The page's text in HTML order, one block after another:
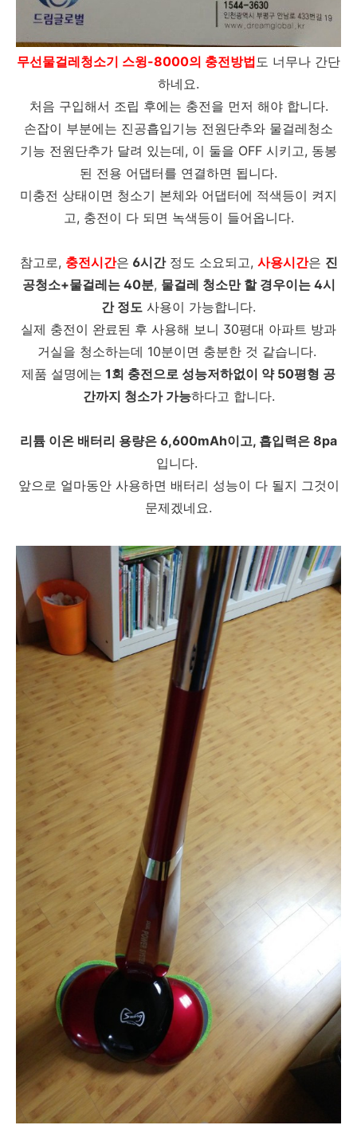
무선물걸레청소기 스윙-8000의 충전방법도 너무나 간단
하네요.
처음 구입해서 조립 후에는 충전을 먼저 해야 합니다.
손잡이 부분에는 진공흡입기능 전원단추와 물걸레청소
기능 전원단추가 달려 있는데, 이 둘을 OFF 시키고, 동봉
된 전용 어댑터를 연결하면 됩니다.
미충전 상태이면 청소기 본체와 어댑터에 적색등이 켜지
고, 충전이 다 되면 녹색등이 들어옵니다.
참고로, 충전시간은 6시간정도 소요되고, 사용시간은 진
공청소+물걸레는 40분, 물걸레 청소만 할 경우이는 4시
간 정도 사용이 가능합니다.
실제 충전이 완료된 후 사용해 보니 30평대 아파트 방과
거실을 청소하는데 10분이면 충분한 것 같습니다.
제품 설명에는 1회 충전으로 성능저하없이 약 50평형 공
간까지 청소가 가능하다고 합니다.
리튬 이온 배터리 용량은 6,600mAh이고, 흡입력은 8pa
입니다.
앞으로 얼마동안 사용하면 배터리 성능이 다 될지 그것이
문제겠네요.